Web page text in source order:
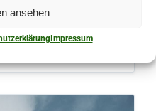
ansehen
Impressum